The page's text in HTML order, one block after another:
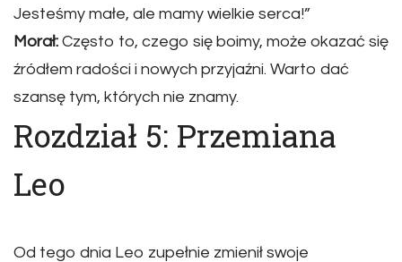
Jesteśmy małe, ale mamy wielkie serca!”
Morał: Często to, czego się boimy, może okazać się
źródłem radości i nowych przyjaźni. Warto dać
szansę tym, których nie znamy.
Rozdział 5: Przemiana
Leo
Od tego dnia Leo zupełnie zmienił swoje